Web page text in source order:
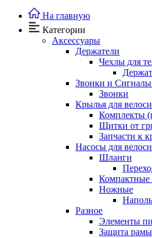
На главную
Категории
Аксессуары
Держатели
Чехлы для
Звонки и Сигналы
Звонки
Крылья для
Комплекты
Щитки от
Запчасти к
Насосы для
Шланги
Компактные
Ножные
Разное
Элементы
Защита рамы